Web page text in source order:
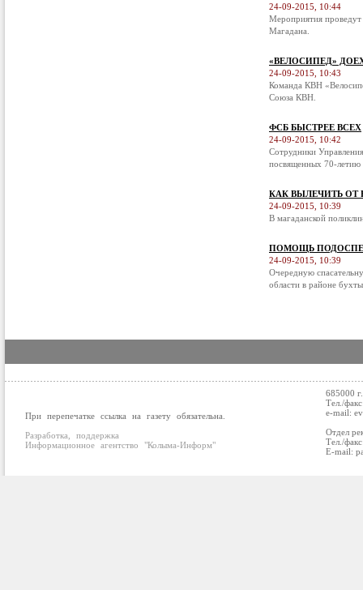
24-09-2015, 10:44
Мероприятия
Магадана.
«ВЕЛОСИПЕД»
24-09-2015, 10:43
Команда КВН
Союза КВН.
ФСБ БЫСТРЕЕ ВСЕХ
24-09-2015, 10:42
Сотрудники
посвященных 70-летию
КАК ВЫЛЕЧИТЬ ОТ
24-09-2015, 10:39
В магаданской
ПОМОЩЬ
24-09-2015, 10:39
Очередную
области в районе
При перепечатке ссылка на газету обязательна.
Разработка, поддержка
Информационное агентство "Колыма-Информ"
685000
Тел./
e-mail:
Отдел
Тел./
E-mail: